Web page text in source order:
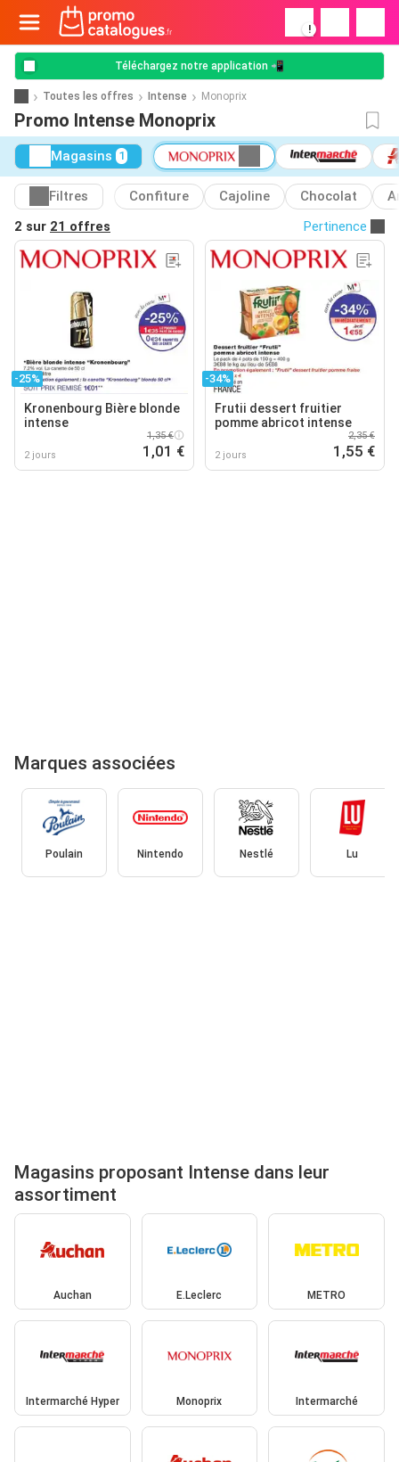
!
Téléchargez notre application 📲
Toutes les offres Intense Monoprix
Promo Intense Monoprix
Magasins 1
Filtres Confiture Cajoline Chocolat
2 sur 21 offres Pertinence
-25%
Kronenbourg Bière blonde
intense
2 jours
1,35 €
1,01 €
-34%
Frutii dessert fruitier
pomme abricot intense
2 jours
2,35 €
1,55 €
Marques associées
Poulain Nintendo Nestlé Lu
Magasins proposant Intense dans leur
assortiment
Auchan E.Leclerc METRO
Intermarché Hyper Monoprix Intermarché